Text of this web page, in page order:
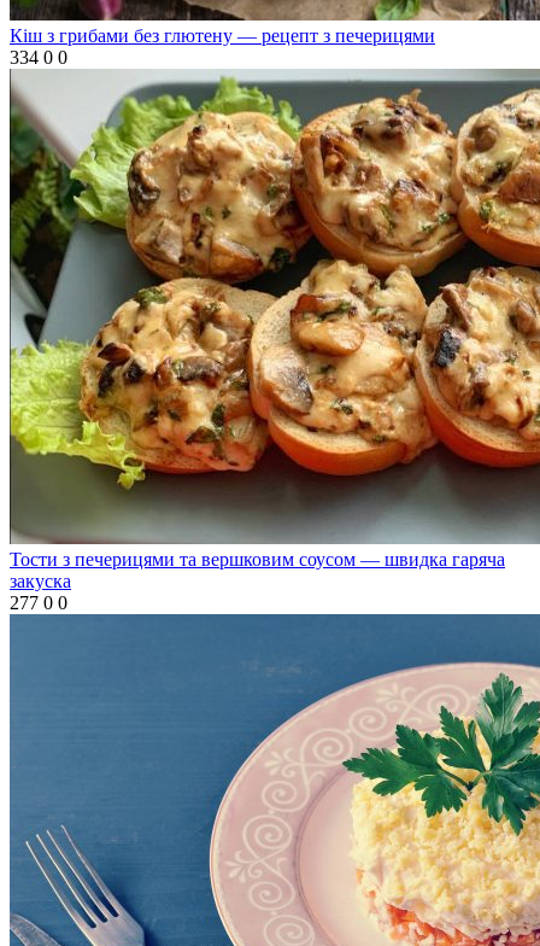
Кіш з грибами без глютену — рецепт з печерицями
334 0 0
Тости з печерицями та вершковим соусом — швидка гаряча
закуска
277 0 0